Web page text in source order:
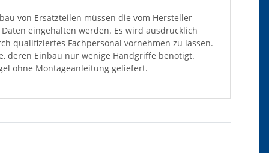
von Ersatzteilen müssen die vom Hersteller
eingehalten werden. Es wird ausdrücklich
qualifiziertes Fachpersonal vornehmen zu lassen.
deren Einbau nur wenige Handgriffe benötigt.
ohne Montageanleitung geliefert.